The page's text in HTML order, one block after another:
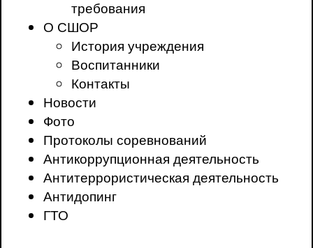
требования
О СШОР
История учреждения
Воспитанники
Контакты
Новости
Фото
Протоколы соревнований
Антикоррупционная деятельность
Антитеррористическая деятельность
Антидопинг
ГТО